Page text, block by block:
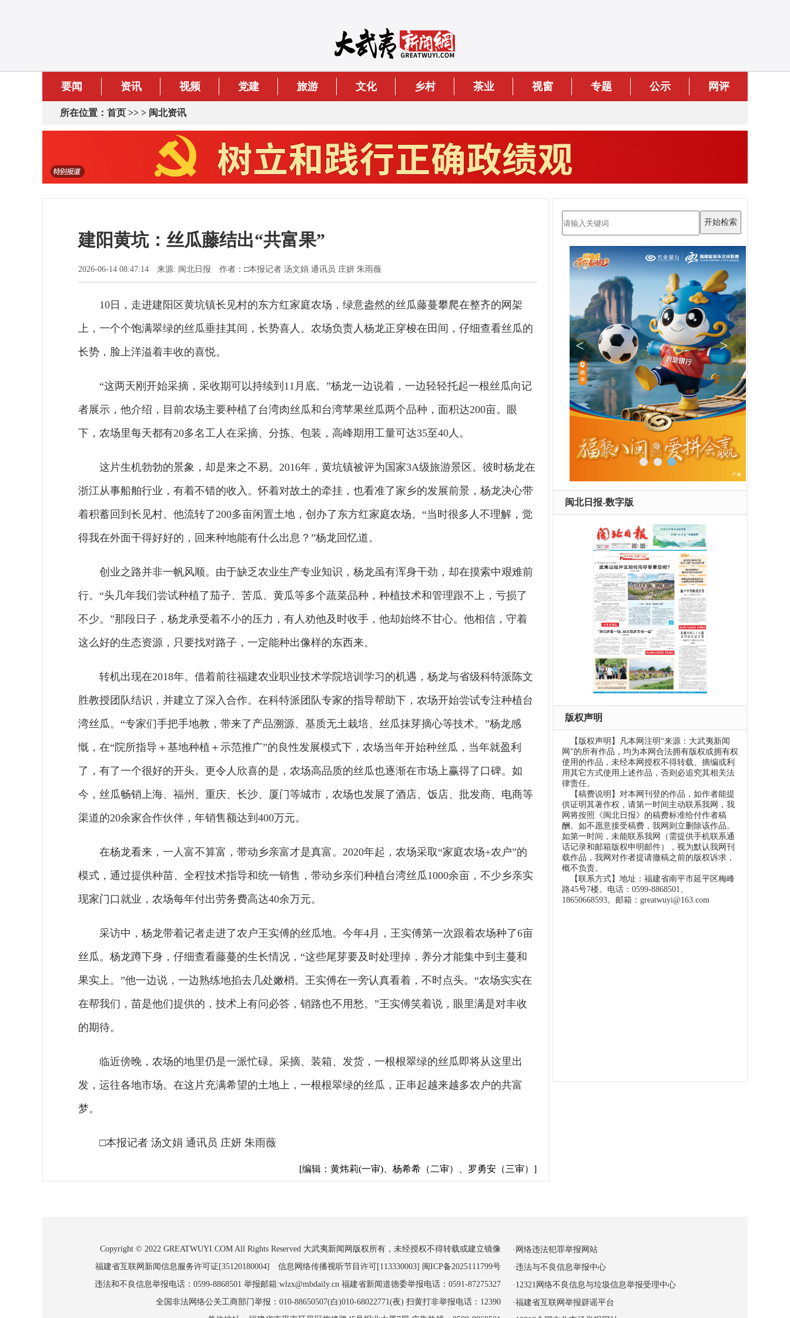
要闻 资讯 视频 党建 旅游 文化 乡村 茶业 视窗 专题 公示 网评
所在位置： 首页 >> > 闽北资讯
建阳黄坑：丝瓜藤结出“共富果”
2026-06-14 08:47:14 来源: 闽北日报 作者：□本报记者 汤文娟 通讯员 庄妍 朱雨薇
10日，走进建阳区黄坑镇长见村的东方红家庭农场，绿意盎然的丝瓜藤蔓攀爬在整齐的网架
上，一个个饱满翠绿的丝瓜垂挂其间，长势喜人。农场负责人杨龙正穿梭在田间，仔细查看丝瓜的
长势，脸上洋溢着丰收的喜悦。
“这两天刚开始采摘，采收期可以持续到11月底。”杨龙一边说着，一边轻轻托起一根丝瓜向记
者展示，他介绍，目前农场主要种植了台湾肉丝瓜和台湾苹果丝瓜两个品种，面积达200亩。眼
下，农场里每天都有20多名工人在采摘、分拣、包装，高峰期用工量可达35至40人。
这片生机勃勃的景象，却是来之不易。2016年，黄坑镇被评为国家3A级旅游景区。彼时杨龙在
浙江从事船舶行业，有着不错的收入。怀着对故土的牵挂，也看准了家乡的发展前景，杨龙决心带
着积蓄回到长见村。他流转了200多亩闲置土地，创办了东方红家庭农场。“当时很多人不理解，觉
得我在外面干得好好的，回来种地能有什么出息？”杨龙回忆道。
创业之路并非一帆风顺。由于缺乏农业生产专业知识，杨龙虽有浑身干劲，却在摸索中艰难前
行。“头几年我们尝试种植了茄子、苦瓜、黄瓜等多个蔬菜品种，种植技术和管理跟不上，亏损了
不少。”那段日子，杨龙承受着不小的压力，有人劝他及时收手，他却始终不甘心。他相信，守着
这么好的生态资源，只要找对路子，一定能种出像样的东西来。
转机出现在2018年。借着前往福建农业职业技术学院培训学习的机遇，杨龙与省级科特派陈文
胜教授团队结识，并建立了深入合作。在科特派团队专家的指导帮助下，农场开始尝试专注种植台
湾丝瓜。“专家们手把手地教，带来了产品溯源、基质无土栽培、丝瓜抹芽摘心等技术。”杨龙感
慨，在“院所指导＋基地种植＋示范推广”的良性发展模式下，农场当年开始种丝瓜，当年就盈利
了，有了一个很好的开头。更令人欣喜的是，农场高品质的丝瓜也逐渐在市场上赢得了口碑。如
今，丝瓜畅销上海、福州、重庆、长沙、厦门等城市，农场也发展了酒店、饭店、批发商、电商等
渠道的20余家合作伙伴，年销售额达到400万元。
在杨龙看来，一人富不算富，带动乡亲富才是真富。2020年起，农场采取“家庭农场+农户”的
模式，通过提供种苗、全程技术指导和统一销售，带动乡亲们种植台湾丝瓜1000余亩，不少乡亲实
现家门口就业，农场每年付出劳务费高达40余万元。
采访中，杨龙带着记者走进了农户王实傅的丝瓜地。今年4月，王实傅第一次跟着农场种了6亩
丝瓜。杨龙蹲下身，仔细查看藤蔓的生长情况，“这些尾芽要及时处理掉，养分才能集中到主蔓和
果实上。”他一边说，一边熟练地掐去几处嫩梢。王实傅在一旁认真看着，不时点头。“农场实实在
在帮我们，苗是他们提供的，技术上有问必答，销路也不用愁。”王实傅笑着说，眼里满是对丰收
的期待。
临近傍晚，农场的地里仍是一派忙碌。采摘、装箱、发货，一根根翠绿的丝瓜即将从这里出
发，运往各地市场。在这片充满希望的土地上，一根根翠绿的丝瓜，正串起越来越多农户的共富
梦。
□本报记者 汤文娟 通讯员 庄妍 朱雨薇
[编辑：黄炜莉(一审)、杨希希（二审）、罗勇安（三审）]
闽北日报-数字版
版权声明
【版权声明】凡本网注明“来源：大武夷新闻
网”的所有作品，均为本网合法拥有版权或拥有权
使用的作品，未经本网授权不得转载、摘编或利
用其它方式使用上述作品，否则必追究其相关法
律责任。
【稿费说明】对本网刊登的作品，如作者能提
供证明其著作权，请第一时间主动联系我网，我
网将按照《闽北日报》的稿费标准给付作者稿
酬。如不愿意接受稿费，我网则立删除该作品。
如第一时间，未能联系我网（需提供手机联系通
话记录和邮箱版权申明邮件），视为默认我网刊
载作品，我网对作者提请撤稿之前的版权诉求，
概不负责。
【联系方式】地址：福建省南平市延平区梅峰
路45号7楼。电话：0599-8868501、
18650668593。邮箱：greatwuyi@163.com
Copyright © 2022 GREATWUYI.COM All Rights Reserved 大武夷新闻网版权所有，未经授权不得转载或建立镜像
福建省互联网新闻信息服务许可证[35120180004] 信息网络传播视听节目许可[113330003] 闽ICP备2025111799号
违法和不良信息举报电话：0599-8868501 举报邮箱:wlzx@mbdaily.cn 福建省新闻道德委举报电话：0591-87275327
全国非法网络公关工商部门举报：010-88650507(白)010-68022771(夜) 扫黄打非举报电话：12390
·网络违法犯罪举报网站
·违法与不良信息举报中心
·12321网络不良信息与垃圾信息举报受理中心
·福建省互联网举报辟谣平台